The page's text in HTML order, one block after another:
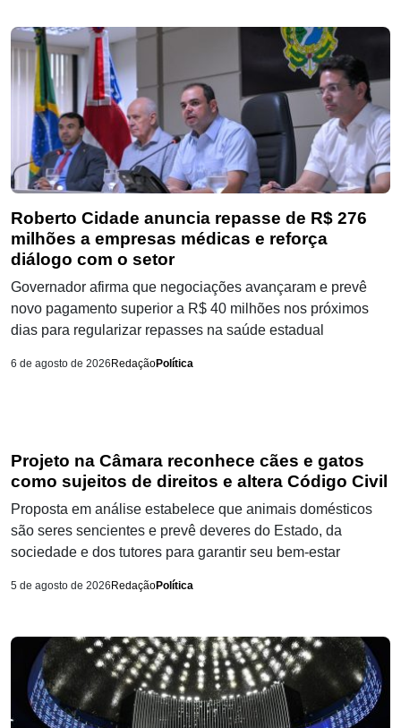
Roberto Cidade anuncia repasse de R$ 276
milhões a empresas médicas e reforça
diálogo com o setor
Governador afirma que negociações avançaram e prevê
novo pagamento superior a R$ 40 milhões nos próximos
dias para regularizar repasses na saúde estadual
6 de agosto de 2026 RedaçãoPolítica
Projeto na Câmara reconhece cães e gatos
como sujeitos de direitos e altera Código Civil
Proposta em análise estabelece que animais domésticos
são seres sencientes e prevê deveres do Estado, da
sociedade e dos tutores para garantir seu bem-estar
5 de agosto de 2026 RedaçãoPolítica